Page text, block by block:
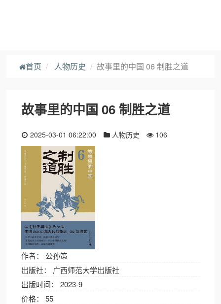
首页 人物历史 故事里的中国 06 制胜之道
故事里的中国 06 制胜之道
2025-03-01 06:22:00 人物历史 106
作者： 公孙策
出版社： 广西师范大学出版社
出版时间： 2023-9
价格： 55